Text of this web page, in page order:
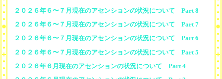
２０２６年６〜７月現在のアセンションの状況について Part 8
２０２６年６〜７月現在のアセンションの状況について Part 7
２０２６年６〜７月現在のアセンションの状況について Part 6
２０２６年６〜７月現在のアセンションの状況について Part 5
２０２６年６月現在のアセンションの状況について Part 4